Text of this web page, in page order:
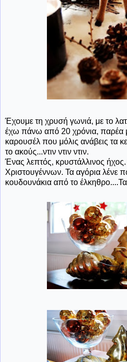
Έχουμε τη χρυσή γωνιά, με το
έχω πάνω από 20 χρόνια, παρέα
καρουσέλ που μόλις ανάβεις τα
το ακούς...ντιν ντιν ντιν.
Ένας λεπτός, κρυστάλλινος
Χριστουγέννων. Τα αγόρια λένε
κουδουνάκια από το